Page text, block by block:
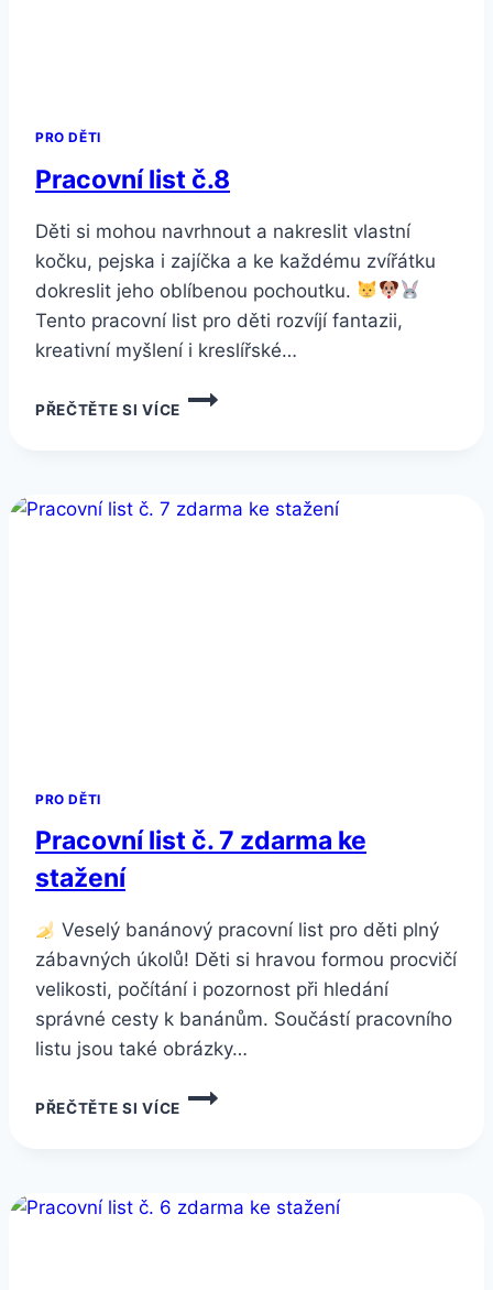
PRO DĚTI
Pracovní list č.8
Děti si mohou navrhnout a nakreslit vlastní
kočku, pejska i zajíčka a ke každému zvířátku
dokreslit jeho oblíbenou pochoutku.
Tento pracovní list pro děti rozvíjí fantazii,
kreativní myšlení i kreslířské…
PŘEČTĚTE SI VÍCE
PRACOVNÍ
LIST
PRO DĚTI
Pracovní list č. 7 zdarma ke
stažení
Veselý banánový pracovní list pro děti plný
zábavných úkolů! Děti si hravou formou procvičí
velikosti, počítání i pozornost při hledání
správné cesty k banánům. Součástí pracovního
listu jsou také obrázky…
PŘEČTĚTE SI VÍCE
PRACOVNÍ
LIST
KE